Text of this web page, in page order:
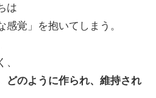
は
感覚」を抱いてしまう。
どのように作られ、維持され